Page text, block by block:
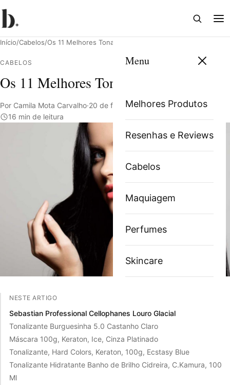
Abrir
Menu
Melhores Produtos
Resenhas e Reviews
Cabelos
Maquiagem
Perfumes
Skincare
Início/Cabelos/Os 11 Melhores Tonalizantes de 2025
CABELOS
Os 11 Melhores Tonalizantes de 2025
Por Camila Mota Carvalho·20 de fevereiro de 2024·
16 min de leitura
NESTE ARTIGO
Sebastian Professional Cellophanes Louro Glacial
Tonalizante Burguesinha 5.0 Castanho Claro
Máscara 100g, Keraton, Ice, Cinza Platinado
Tonalizante, Hard Colors, Keraton, 100g, Ecstasy Blue
Tonalizante Hidratante Banho de Brilho Cidreira, C.Kamura, 100
Ml